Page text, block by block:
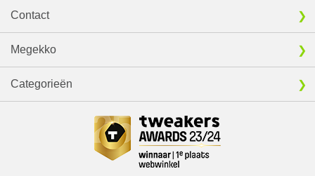
Contact
Megekko
Categorieën